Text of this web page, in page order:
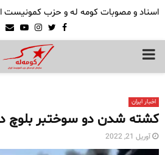
اسناد و مصوبات کومه له و حزب کمونیست
Facebook
Twitter
PRIMARY
اخبار ایران
کشته شدن دو سوختبر بلوچ
آوریل 21, 2022